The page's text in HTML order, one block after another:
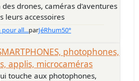
des drones, caméras d'aventures
leurs accessoires
pour all...parJéRhum50°
photophones,
applis, microcaméras
touche aux photophones,